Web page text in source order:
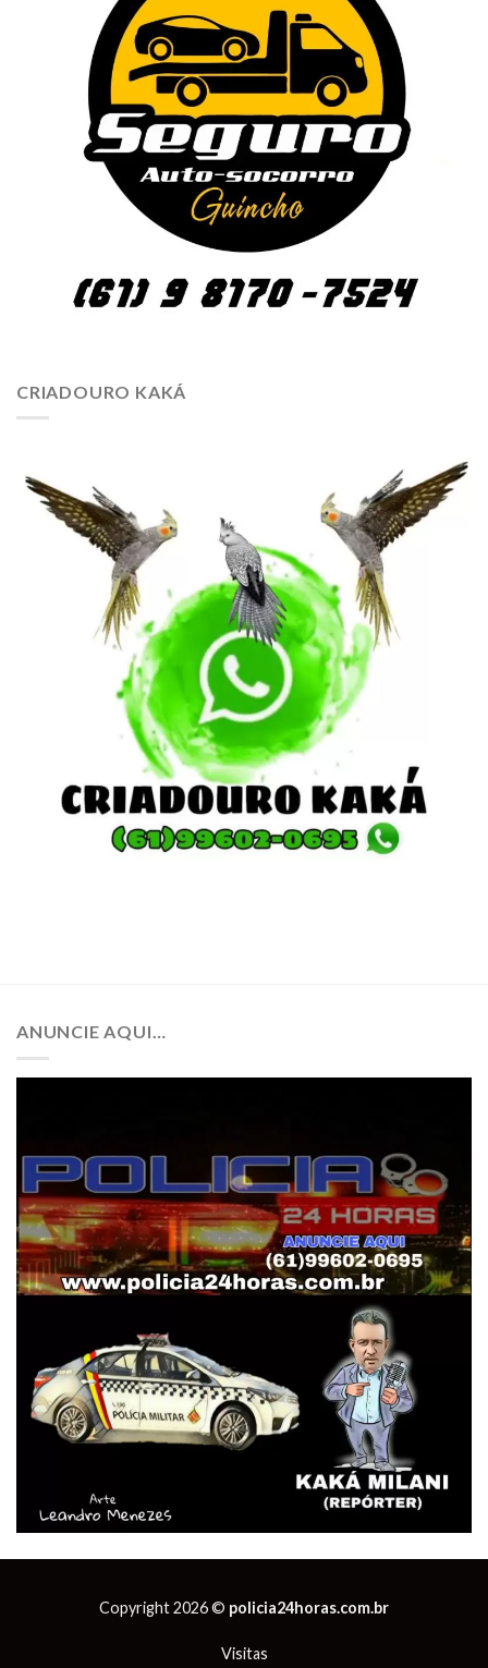
CRIADOURO KAKÁ
ANUNCIE AQUI…
Copyright 2026 © policia24horas.com.br
Visitas